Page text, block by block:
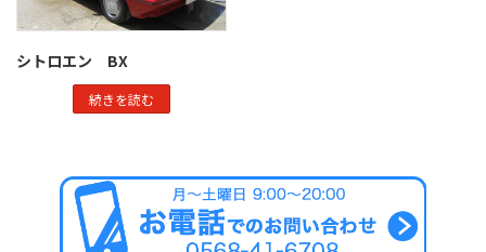
シトロエン BX
続きを読む